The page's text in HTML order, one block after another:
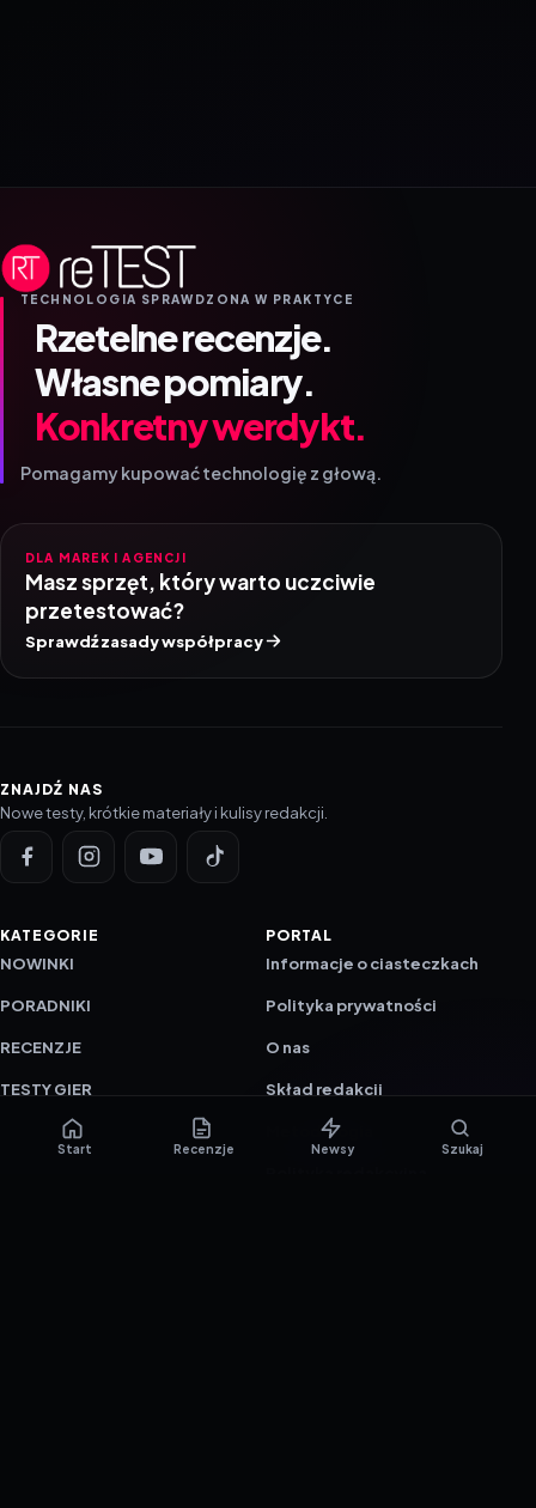
TECHNOLOGIA SPRAWDZONA W PRAKTYCE
Rzetelne recenzje.
Własne pomiary.
Konkretny werdykt.
Pomagamy kupować technologię z głową.
DLA MAREK I AGENCJI
Masz sprzęt, który warto uczciwie
przetestować?
Sprawdź zasady współpracy
ZNAJDŹ NAS
Nowe testy, krótkie materiały i kulisy redakcji.
KATEGORIE
NOWINKI
PORADNIKI
RECENZJE
TESTY GIER
PORTAL
Informacje o ciasteczkach
Polityka prywatności
O nas
Skład redakcji
Metodologia
Start Recenzje Newsy Szukaj